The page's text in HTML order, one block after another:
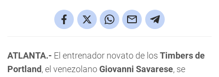
ATLANTA.- El entrenador novato de los Timbers de
Portland, el venezolanoGiovanni Savarese, se